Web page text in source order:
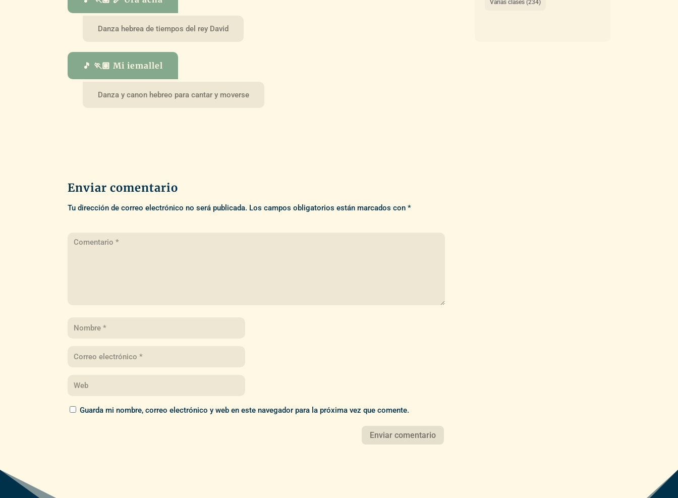
Danza hebrea de tiempos del rey David
🎵 🏃🏽 Mi iemallel
Danza y canon hebreo para cantar y moverse
Enviar comentario
Tu dirección de correo electrónico no será publicada. Los campos obligatorios están marcados con*
Guarda mi nombre, correo electrónico y web en este navegador para la próxima vez que comente.
Varias clases(234)